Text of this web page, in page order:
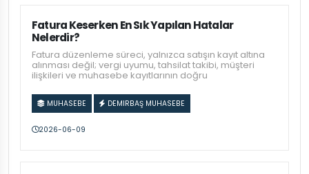
Fatura Keserken En Sık Yapılan Hatalar
Nelerdir?
Fatura düzenleme süreci, yalnızca satışın kayıt altına
alınması değil; vergi uyumu, tahsilat takibi, müşteri
ilişkileri ve muhasebe kayıtlarının doğru
MUHASEBE DEMIRBAŞ MUHASEBE
2026-06-09